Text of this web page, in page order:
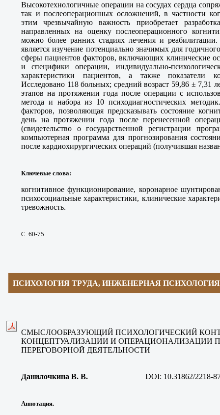
Высокотехнологичные операции на сосудах сердца
так и послеоперационных осложнений, в частности
этим чрезвычайную важность приобретает
направленных на оценку послеоперационного
можно более ранних стадиях лечения и
является изучение потенциально значимых для
сферы пациентов факторов, включающих клинические
и специфики операции, индивидуально-
характеристики пациентов, а также показатели
Исследовано 118 больных; средний возраст 59,86 ± 7,31
этапов на протяжении года после операции с
метода и набора из 10 психодиагностических
факторов, позволяющая предсказывать состояние
день на протяжении года после перенесенной
(свидетельство о государственной регистрации
компьютерная программа для прогнозирования
после кардиохирургических операций (получившая
Ключевые слова:
когнитивное функционирование, коронарное
психосоциальные характеристики, клинические
тревожность.
С. 60-75
ПСИХОЛОГИЯ ТРУДА, ИНЖЕНЕРНАЯ
СМЫСЛООБРАЗУЮЩИЙ ПСИХОЛОГИЧЕСКИЙ
КОНЦЕПТУАЛИЗАЦИИ И ОПЕРАЦИОНАЛИЗАЦИИ
ПЕРЕГОВОРНОЙ ДЕЯТЕЛЬНОСТИ
Данилочкина В. В. DOI: 10.31862/2218-
Аннотация.